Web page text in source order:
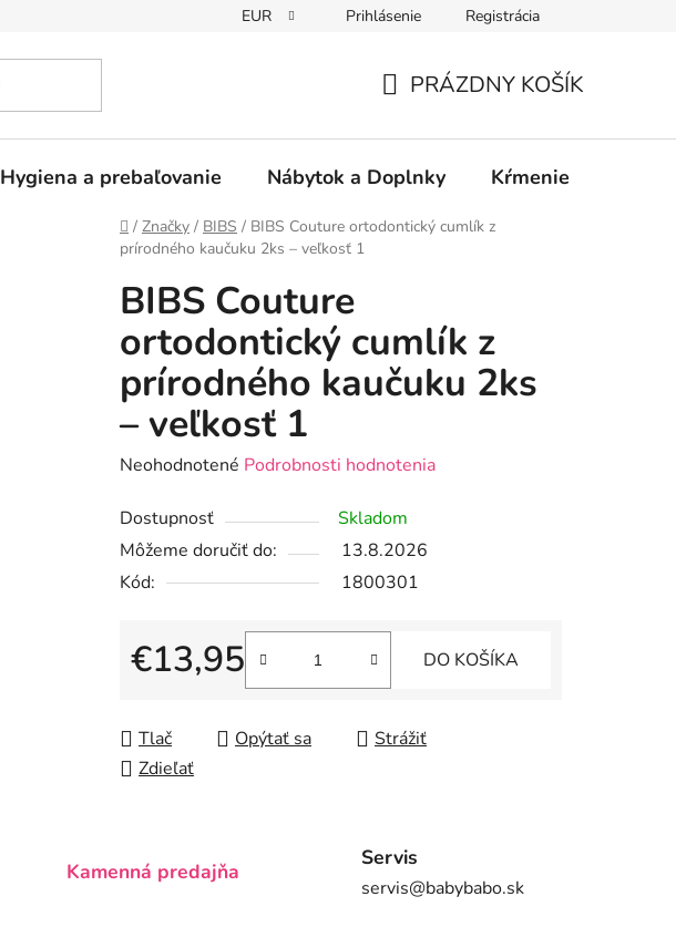
EUR Prihlásenie Registrácia
KOŠÍK
PRÁZDNY KOŠÍK
Hygiena a prebaľovanie Nábytok a Doplnky Kŕmenie
Domov
/ Značky / BIBS / BIBS Couture ortodontický cumlík z
prírodného kaučuku 2ks – veľkosť 1
BIBS Couture
ortodontický cumlík z
prírodného kaučuku 2ks
– veľkosť 1
Priemerné
produktu
je
0,0
hviezdičiek.
Neohodnotené Podrobnosti hodnotenia
Dostupnosť
Skladom
Môžeme doručiť do:
13.8.2026
Kód:
1800301
€13,95
Jednotková cena:
DO KOŠÍKA
Tlač Opýtať sa
Strážiť
Zdieľať
Kamenná predajňa
Servis
servis@babybabo.sk